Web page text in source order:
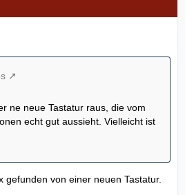
ne neue Tastatur raus, die vom
echt gut aussieht. Vielleicht ist
gefunden von einer neuen Tastatur.